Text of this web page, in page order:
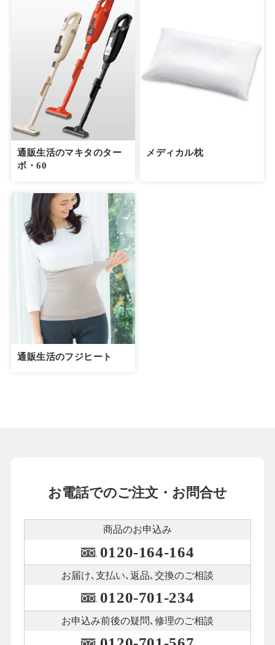
通販生活のマキタのター
ボ・60
メディカル枕
通販生活のフジヒート
お電話でのご注文・お問合せ
商品のお申込み
0120-164-164
お届け､支払い､ 返品､交換のご相談
0120-701-234
お申込み前後の疑問､修理のご相談